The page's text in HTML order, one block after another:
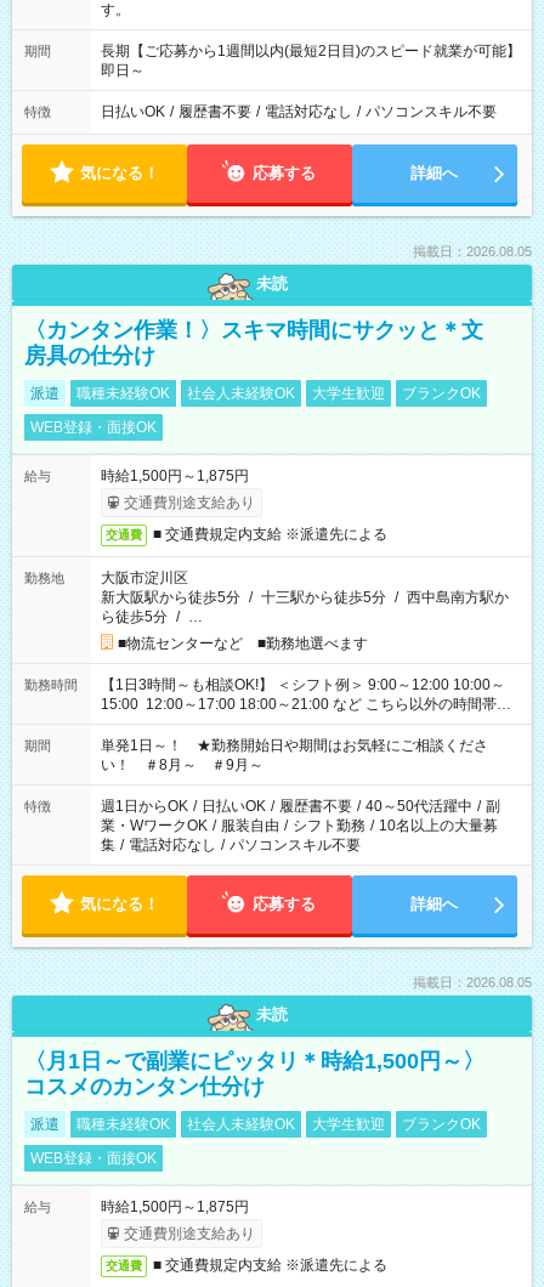
す。
期間
長期【ご応募から1週間以内(最短2日目)のスピード就業が可能】
即日～
特徴 日払いOK / 履歴書不要 / 電話対応なし / パソコンスキル不要
気になる！ 応募する 詳細へ
掲載日：2026.08.05
未読
〈カンタン作業！〉スキマ時間にサクッと＊文
房具の仕分け
派遣 職種未経験OK 社会人未経験OK 大学生歓迎
ブランクOK
WEB登録・面接OK
給与
時給1,500円～1,875円
交通費別途支給あり
交通費 ■ 交通費規定内支給 ※派遣先による
勤務地
大阪市淀川区
新大阪駅から徒歩5分 / 十三駅から徒歩5分 / 西中島南方駅か
ら徒歩5分 / …
■物流センターなど ■勤務地選べます
勤務時間
【1日3時間～も相談OK!】 ＜シフト例＞ 9:00～12:00 10:00～
15:00 12:00～17:00 18:00～21:00 など こちら以外の時間帯も
お気軽にご相談ください！
期間
単発1日～！ ★勤務開始日や期間はお気軽にご相談くださ
い！ ＃8月～ ＃9月～
特徴 週1日からOK / 日払いOK / 履歴書不要 / 40～50代活躍中 / 副
業・WワークOK / 服装自由 / シフト勤務 / 10名以上の大量募
集 / 電話対応なし / パソコンスキル不要
気になる！ 応募する 詳細へ
掲載日：2026.08.05
未読
〈月1日～で副業にピッタリ＊時給1,500円～〉
コスメのカンタン仕分け
派遣 職種未経験OK 社会人未経験OK 大学生歓迎
ブランクOK
WEB登録・面接OK
給与
時給1,500円～1,875円
交通費別途支給あり
交通費 ■ 交通費規定内支給 ※派遣先による